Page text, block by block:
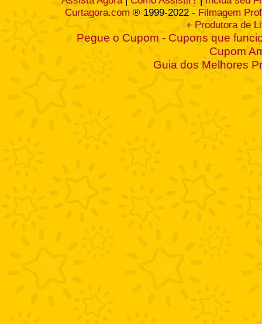
Curtagora.com ® 1999-2022 - Filmagem
+ Produtora de
Pegue o Cupom - Cupons que
Cupom
Guia dos Melhores